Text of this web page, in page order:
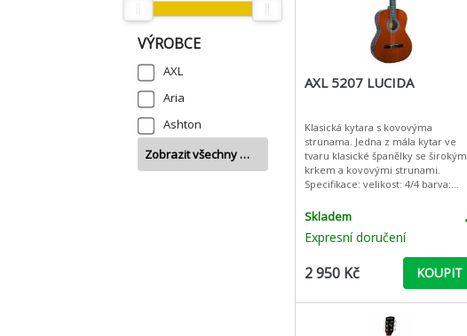
VÝROBCE
AXL
Aria
Ashton
Zobrazit všechny …
AXL 5207 LUCIDA
Klasická kytara s kovovýma
strunama. Jedna z mála kytar ve
tvaru klasické španělky se širokým
krkem a kovovými strunami.
Specifikace: velikost: 4/4 barva:
tvrdý jav
Skladem
Expresní doručení
2 950 Kč KOUPIT